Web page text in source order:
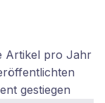
Artikel pro Jahr
gestiegen